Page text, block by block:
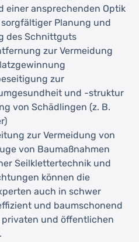
einer ansprechenden Optik
Planung und
des Schnittguts
zur Vermeidung
zur
und -struktur
von Schädlingen (z. B.
zur Vermeidung von
von Baumaßnahmen
Seilklettertechnik und
können die
auch in schwer
und baumschonend
privaten und öffentlichen